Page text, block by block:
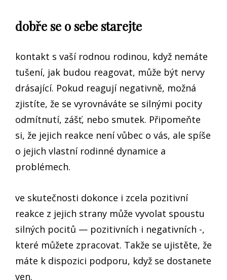
dobře se o sebe starejte
kontakt s vaší rodnou rodinou, když nemáte
tušení, jak budou reagovat, může být nervy
drásající. Pokud reagují negativně, možná
zjistíte, že se vyrovnáváte se silnými pocity
odmítnutí, zášť, nebo smutek. Připomeňte
si, že jejich reakce není vůbec o vás, ale spíše
o jejich vlastní rodinné dynamice a
problémech.
ve skutečnosti dokonce i zcela pozitivní
reakce z jejich strany může vyvolat spoustu
silných pocitů — pozitivních i negativních -,
které můžete zpracovat. Takže se ujistěte, že
máte k dispozici podporu, když se dostanete
ven.